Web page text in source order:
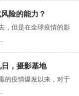
险的能力？
，但是在全球疫情的影
，摄影基地
的疫情爆发以来，对于